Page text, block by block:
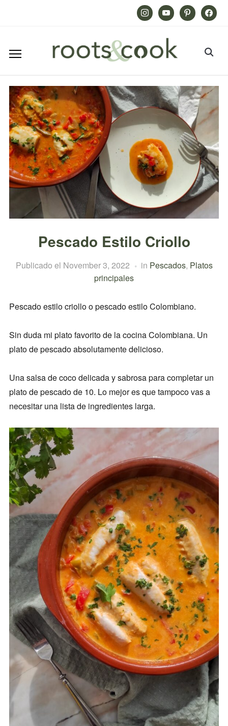
InstagramYoutube PinterestFacebook
Pescado Estilo Criollo
Publicado el November 3, 2022 in Pescados, Platos
principales
Pescado estilo criollo o pescado estilo Colombiano.
Sin duda mi plato favorito de la cocina Colombiana. Un
plato de pescado absolutamente delicioso.
Una salsa de coco delicada y sabrosa para completar un
plato de pescado de 10. Lo mejor es que tampoco vas a
necesitar una lista de ingredientes larga.